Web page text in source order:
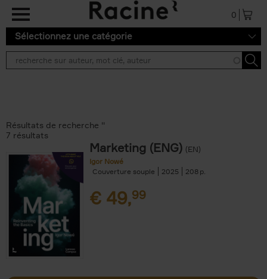
Aller au contenu principal
0
Sélectionnez une catégorie
Résultats de recherche ''
7 résultats
Marketing (ENG) (EN)
Igor Nowé
Couverture souple
2025 208
€ 49,99